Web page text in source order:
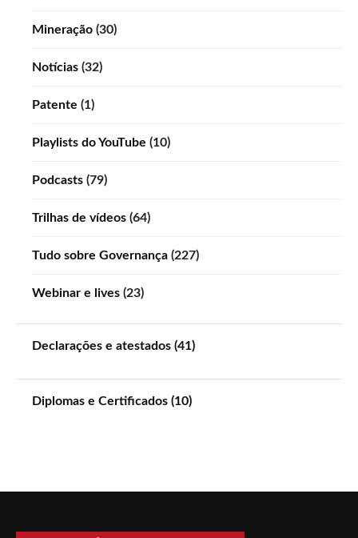
Mineração (30)
Notícias (32)
Patente (1)
Playlists do YouTube (10)
Podcasts (79)
Trilhas de vídeos (64)
Tudo sobre Governança (227)
Webinar e lives (23)
Declarações e atestados (41)
Diplomas e Certificados (10)